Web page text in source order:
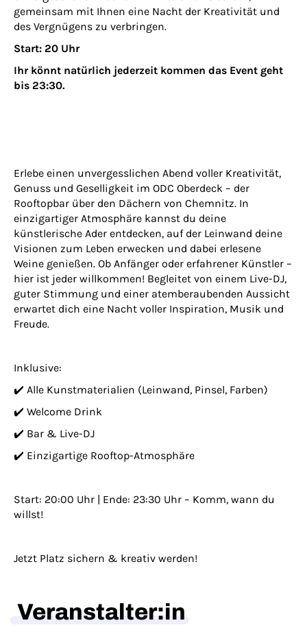
gemeinsam mit Ihnen eine Nacht der Kreativität und
des Vergnügens zu verbringen.
Start: 20 Uhr
Ihr könnt natürlich jederzeit kommen das Event geht
bis 23:30.
Erlebe einen unvergesslichen Abend voller Kreativität,
Genuss und Geselligkeit im ODC Oberdeck – der
Rooftopbar über den Dächern von Chemnitz. In
einzigartiger Atmosphäre kannst du deine
künstlerische Ader entdecken, auf der Leinwand deine
Visionen zum Leben erwecken und dabei erlesene
Weine genießen. Ob Anfänger oder erfahrener Künstler –
hier ist jeder willkommen! Begleitet von einem Live-DJ,
guter Stimmung und einer atemberaubenden Aussicht
erwartet dich eine Nacht voller Inspiration, Musik und
Freude.
Inklusive:
✔️ Alle Kunstmaterialien (Leinwand, Pinsel, Farben)
✔️ Welcome Drink
✔️ Bar & Live-DJ
✔️ Einzigartige Rooftop-Atmosphäre
Start: 20:00 Uhr | Ende: 23:30 Uhr – Komm, wann du
willst!
Jetzt Platz sichern & kreativ werden!
Veranstalter:in